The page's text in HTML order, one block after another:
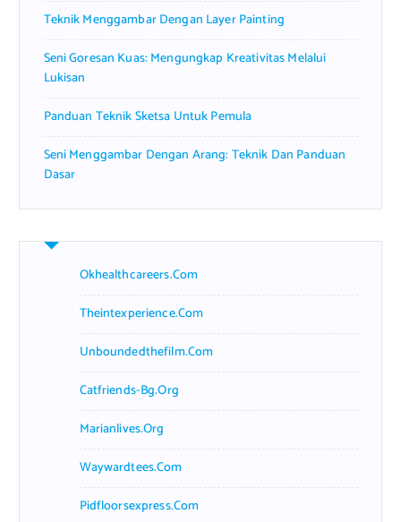
Teknik Menggambar Dengan Layer Painting
Seni Goresan Kuas: Mengungkap Kreativitas Melalui
Lukisan
Panduan Teknik Sketsa Untuk Pemula
Seni Menggambar Dengan Arang: Teknik Dan Panduan
Dasar
Okhealthcareers.com
Theintexperience.com
Unboundedthefilm.com
Catfriends-Bg.org
Marianlives.org
Waywardtees.com
Pidfloorsexpress.com